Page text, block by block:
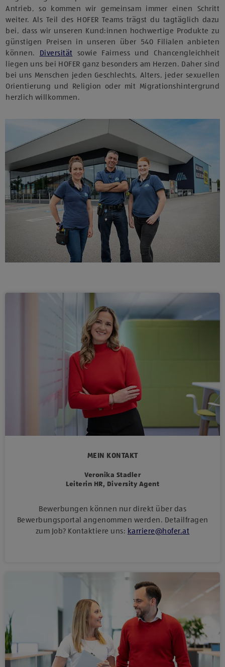
Antrieb, so kommen wir gemeinsam immer einen Schritt
weiter. Als Teil des HOFER Teams trägst du tagtäglich dazu
bei, dass wir unseren Kund:innen hochwertige Produkte zu
günstigen Preisen in unseren über 540 Filialen anbieten
können. Diversität sowie Fairness und Chancengleichheit
liegen uns bei HOFER ganz besonders am Herzen. Daher sind
bei uns Menschen jeden Geschlechts, Alters, jeder sexuellen
Orientierung und Religion oder mit Migrationshintergrund
herzlich willkommen.
MEIN KONTAKT
Veronika Stadler
Leiterin HR, Diversity Agent
Bewerbungen können nur direkt über das
Bewerbungsportal angenommen werden. Detailfragen
zum Job? Kontaktiere uns: karriere@hofer.at